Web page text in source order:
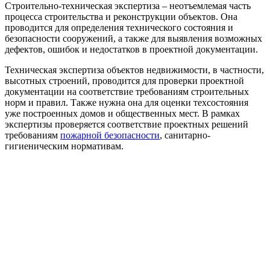
Строительно-техническая экспертиза – неотъемлемая часть
процесса строительства и реконструкции объектов. Она
проводится для определения технического состояния и
безопасности сооружений, а также для выявления возможных
дефектов, ошибок и недостатков в проектной документации.
Техническая экспертиза объектов недвижимости, в частности,
высотных строений, проводится для проверки проектной
документации на соответствие требованиям строительных
норм и правил. Также нужна она для оценки техсостояния
уже построенных домов и общественных мест. В рамках
экспертизы проверяется соответствие проектных решений
требованиям пожарной безопасности, санитарно-
гигиеническим нормативам.